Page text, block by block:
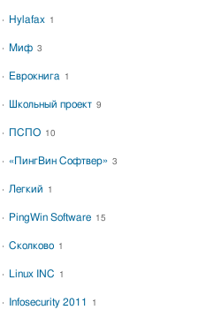
Hylafax 1
Миф 3
Еврокнига 1
Школьный проект 9
ПСПО 10
«ПингВин Софтвер» 3
Легкий 1
PingWin Software 15
Сколково 1
Linux INC 1
Infosecurity 2011 1